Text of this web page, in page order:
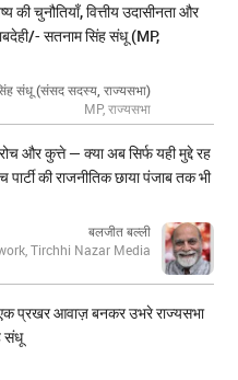
की चुनौतियाँ, वित्तीय उदासीनता और
सतनाम सिंह संधू (MP,
संधू (संसद सदस्य, राज्यसभा)
MP, राज्यसभा
और कुत्ते — क्या अब सिर्फ यही मुद्दे रह
पार्टी की राजनीतिक छाया पंजाब तक भी
बलजीत बल्ली
Tirchhi Nazar Media
प्रखर आवाज़ बनकर उभरे राज्यसभा
संधू